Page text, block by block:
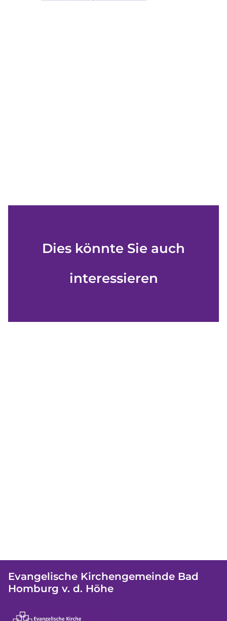
Dies könnte Sie auch
interessieren
Evangelische Kirchengemeinde Bad
Homburg v. d. Höhe